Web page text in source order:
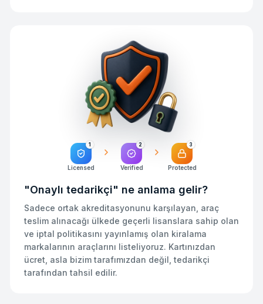
1
Licensed
2
Verified
3
Protected
"Onaylı tedarikçi" ne anlama gelir?
Sadece ortak akreditasyonunu karşılayan, araç
teslim alınacağı ülkede geçerli lisanslara sahip olan
ve iptal politikasını yayınlamış olan kiralama
markalarının araçlarını listeliyoruz. Kartınızdan
ücret, asla bizim tarafımızdan değil, tedarikçi
tarafından tahsil edilir.